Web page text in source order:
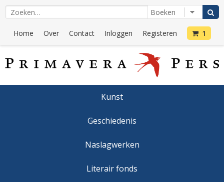
Home Over Contact Inloggen Registeren 1
Kunst
Geschiedenis
Naslagwerken
Literair fonds